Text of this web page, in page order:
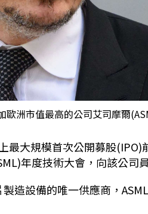
洲市值最高的公司艾司摩爾
最大規模首次公開募股
年度技術大會，向該公司
造設備的唯一供應商，